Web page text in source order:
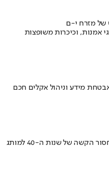
של מזרח י-ם
אמנות, וכיכרות משופצות
מידע וניהול אקלים חכם
איך אסם הפכה את תקופת הצנע והמחסור הקשה של שנות ה-40 למותג